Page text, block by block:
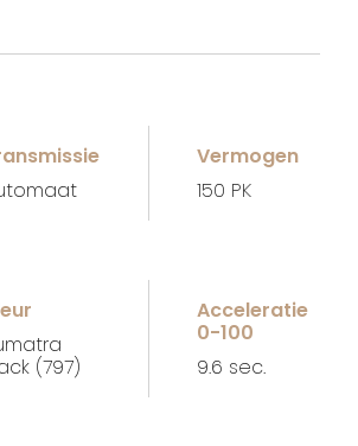
Vermogen
150 PK
(797)
Acceleratie
0-100
9.6 sec.